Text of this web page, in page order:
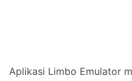
Aplikasi Limbo Emulator